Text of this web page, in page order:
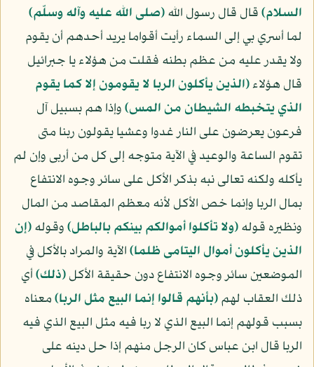
السلام)قال قال رسول الله(صلى الله عليه وآله وسلّم)
لما أسري بي إلى السماء رأيت أقواما يريد أحدهم أن يقوم
ولا يقدر عليه من عظم بطنه فقلت من هؤلاء يا جبرائيل
قال هؤلاء﴿الذين يأكلون الربا لا يقومون إلا كما يقوم
الذي يتخبطه الشيطان من المس﴾وإذا هم بسبيل آل
فرعون يعرضون على النار غدوا وعشيا يقولون ربنا متى
تقوم الساعة والوعيد في الآية متوجه إلى كل من أربى وإن لم
يأكله ولكنه تعالى نبه بذكر الأكل على سائر وجوه الانتفاع
بمال الربا وإنما خص الأكل لأنه معظم المقاصد من المال
ونظيره قوله﴿ولا تأكلوا أموالكم بينكم بالباطل﴾وقوله﴿إن
الذين يأكلون أموال اليتامى ظلما﴾الآية والمراد بالأكل في
الموضعين سائر وجوه الانتفاع دون حقيقة الأكل﴿ذلك﴾أي
ذلك العقاب لهم﴿بأنهم قالوا إنما البيع مثل الربا﴾معناه
بسبب قولهم إنما البيع الذي لا ربا فيه مثل البيع الذي فيه
الربا قال ابن عباس كان الرجل منهم إذا حل دينه على